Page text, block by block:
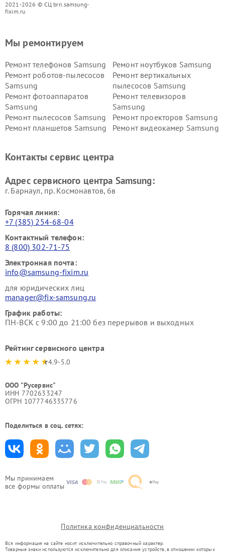
2021-2026 © СЦ brn.samsung-
fixim.ru
Мы принимаем
все формы оплаты
Мы ремонтируем
Ремонт телефонов Samsung
Ремонт ноутбуков Samsung
Ремонт роботов-пылесосов
Samsung
Ремонт вертикальных
пылесосов Samsung
Ремонт фотоаппаратов
Samsung
Ремонт телевизоров
Samsung
Ремонт пылесосов Samsung
Ремонт проекторов Samsung
Ремонт планшетов Samsung
Ремонт видеокамер Samsung
Контакты сервис центра
Адрес сервисного центра Samsung:
г. Барнаул, ​пр. Космонавтов, 6в
Горячая линия:
+7 (385) 254-68-04
Контактный телефон:
8 (800) 302-71-75
Электронная почта:
info@samsung-fixim.ru
для юридических лиц
manager@fix-samsung.ru
График работы:
ПН-ВСК с 9:00 до 21:00 без перерывов и выходных
Рейтинг сервисного центра
4.9-5.0
ООО "Русервис"
ИНН 7702633247
ОГРН 1077746335776
Поделиться в соц. сетях:
Политика конфиденциальности
Вся информация на сайте носит исключительно справочный характер.
Товарные знаки используются исключительно для описания устройств, в отношении которых